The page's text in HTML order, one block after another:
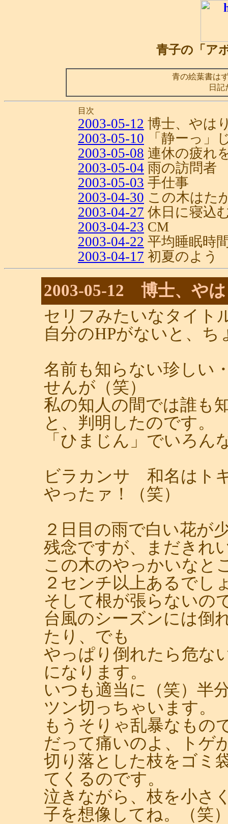
青子の「ア
青の絵葉書は
日記
目次
2003-05-12 博士、やは
2003-05-10 「静ーっ」
2003-05-08 連休の疲れ
2003-05-04 雨の訪問者
2003-05-03 手仕事
2003-04-30 この木はた
2003-04-27 休日に寝込
2003-04-23 CM
2003-04-22 平均睡眠時
2003-04-17 初夏のよう
2003-05-12 博士、や
セリフみたいなタイト
自分のHPがないと、
名前も知らない珍しい
せんが（笑）
私の知人の間では誰も
と、判明したのです。
「ひまじん」でいろん
ビラカンサ 和名はト
やったァ！（笑）
２日目の雨で白い花が
残念ですが、まだきれ
この木のやっかいなと
２センチ以上あるでし
そして根が張らないの
台風のシーズンには倒
たり、でも
やっぱり倒れたら危な
になります。
いつも適当に（笑）半
ツン切っちゃいます。
もうそりゃ乱暴なもの
だって痛いのよ、トゲ
切り落とした枝をゴミ
てくるのです。
泣きながら、枝を小さ
子を想像してね。（笑